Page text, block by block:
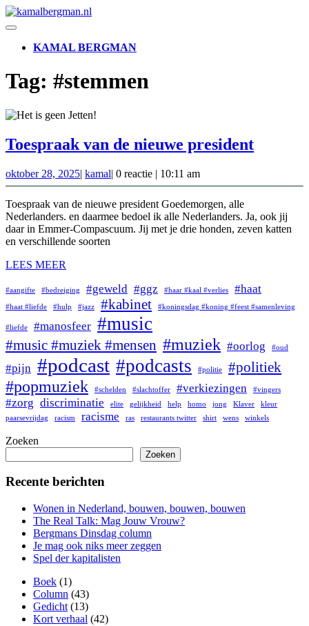
Ga
naar
inhoud
Open
KAMAL BERGMAN
KNOP
Tag: #stemmen
Toespraak van de nieuwe president
oktober 28, 2025oktober
28,
2025
| kamalkamal
| 0 reactie | 10:11 am
Toespraak van de nieuwe president Goedemorgen, alle
Nederlanders. en daarmee bedoel ik alle Nederlanders. Ja, ook jij
daar in Emmer-Compascuum. Jij met je drie honden, zeven katten
en verschillende soorten
LEES MEER
#aangifte #bedreiging #geweld #ggz #haar #kaal #verlies #haat
#haat #liefde #hulp #jazz #kabinet #koningsdag #koning #feest #samenleving
#liefde #manosfeer #music
#music #muziek #mensen #muziek #oorlog #oud
#pijn #podcast #podcasts #politie #politiek
#popmuziek #schelden #slachtoffer #verkiezingen #vingers
#zorg discriminatie elite gelijkheid help homo jong Klaver
kleur
paarsevrijdag
racism racisme ras restaurants twitter shirt wens winkels
Zoeken
Zoeken
Recente berichten
Wonen in Nederland, bouwen, bouwen, bouwen
The Real Talk: Mag Jouw Vrouw?
Bergmans Dinsdag column
Je mag ook niks meer zeggen
Spel der kapitalisten
Boek (1)
Column (43)
Gedicht (13)
Kort verhaal (42)